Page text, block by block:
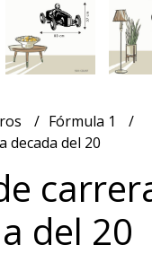
Fórmula 1
decada del 20
del 20